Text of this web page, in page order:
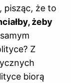
pisząc, że to
żeby
Z
biorą